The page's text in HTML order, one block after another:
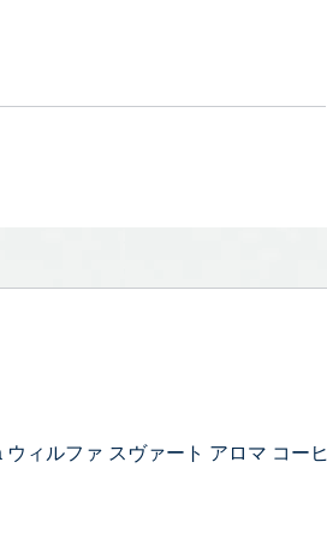
ィルファ スヴァート アロマ コーヒ